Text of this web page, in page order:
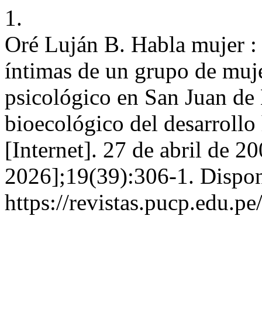
1.
Oré Luján B. Habla mujer
íntimas de un grupo de
psicológico en San Juan
bioecológico del
[Internet]. 27 de abril de
2026];19(39):306-1.
https://